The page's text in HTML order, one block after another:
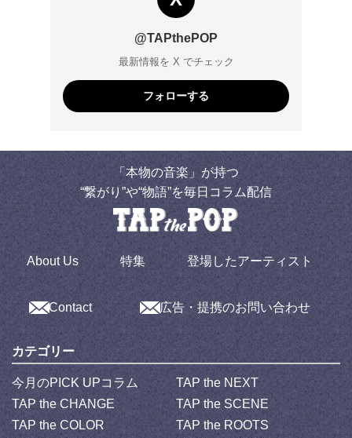
@TAPthePOP
最新情報を X でチェック
フォローする
「本物の音楽」が持つ
“繋がり”や“物語”を毎日コラム配信
About Us 特集 登場したアーティスト
Contact 広告・提携のお問い合わせ
カテゴリー
今月のPICK UPコラム
TAP the NEXT
TAP the CHANGE
TAP the SCENE
TAP the COLOR
TAP the ROOTS